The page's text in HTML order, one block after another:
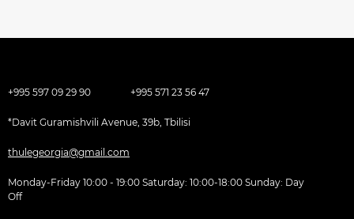
+995 597 09 29 90 +995 571 23 56 47
*Davit Guramishvili Avenue, 39b, Tbilisi
thulegeorgia@gmail.com
Monday-Friday 10:00 - 19:00 Saturday: 10:00-18:00 Sunday: Day
Off